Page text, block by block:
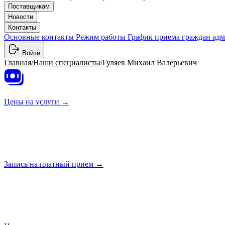
Поставщикам
Новости
Контакты
Основные контакты Режим работы График приема граждан
Войти
Главная/Наши специалисты/Гуляев Михаил Валерьевич
Цены на услуги →
Запись на платный прием →